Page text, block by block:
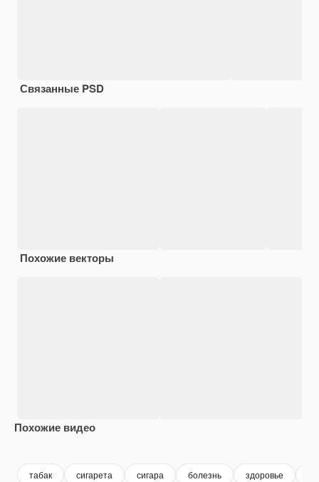
Связанные PSD
Похожие векторы
Похожие видео
табак сигарета сигара болезнь здоровье